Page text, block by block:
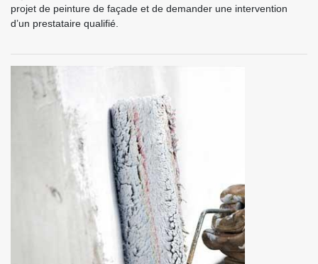
projet de peinture de façade et de demander une intervention
d’un prestataire qualifié.